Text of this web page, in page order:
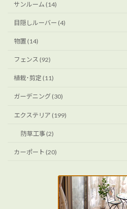
サンルーム (14)
目隠しルーバー (4)
物置 (14)
フェンス (92)
植栽･剪定 (11)
ガーデニング (30)
エクステリア (199)
防草工事 (2)
カーポート (20)